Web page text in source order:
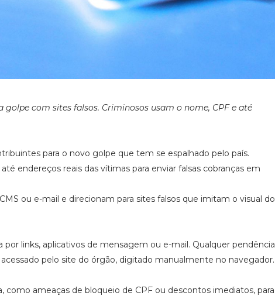
com sites falsos. Criminosos usam o nome, CPF e até
para o novo golpe que tem se espalhado pelo país.
endereços reais das vítimas para enviar falsas cobranças em
ou e-mail e direcionam para sites falsos que imitam o visual do
links, aplicativos de mensagem ou e-mail. Qualquer pendência
pelo site do órgão, digitado manualmente no navegador.
como ameaças de bloqueio de CPF ou descontos imediatos, para